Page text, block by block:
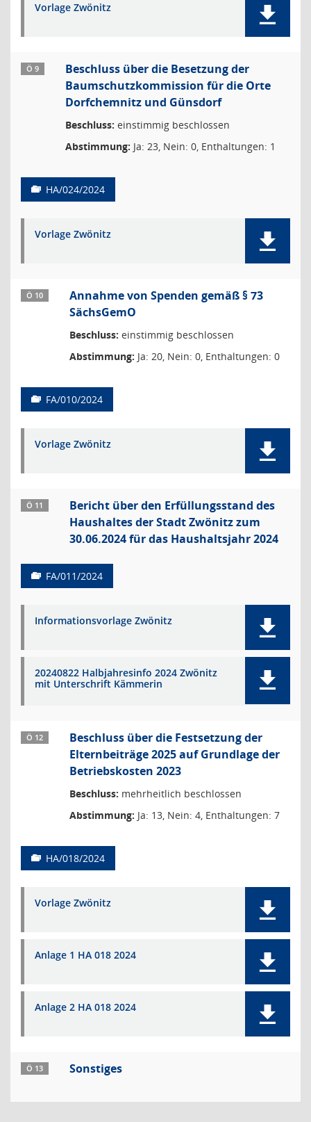
Vorlage Zwönitz
Ö 9
Beschluss über die Besetzung der
Baumschutzkommission für die Orte
Dorfchemnitz und Günsdorf
Beschluss: einstimmig beschlossen
Abstimmung: Ja: 23, Nein: 0, Enthaltungen: 1
HA/024/2024
Vorlage Zwönitz
Ö 10
Annahme von Spenden gemäß § 73
SächsGemO
Beschluss: einstimmig beschlossen
Abstimmung: Ja: 20, Nein: 0, Enthaltungen: 0
FA/010/2024
Vorlage Zwönitz
Ö 11
Bericht über den Erfüllungsstand des
Haushaltes der Stadt Zwönitz zum
30.06.2024 für das Haushaltsjahr 2024
FA/011/2024
Informationsvorlage Zwönitz
20240822 Halbjahresinfo 2024 Zwönitz
mit Unterschrift Kämmerin
Ö 12
Beschluss über die Festsetzung der
Elternbeiträge 2025 auf Grundlage der
Betriebskosten 2023
Beschluss: mehrheitlich beschlossen
Abstimmung: Ja: 13, Nein: 4, Enthaltungen: 7
HA/018/2024
Vorlage Zwönitz
Anlage 1 HA 018 2024
Anlage 2 HA 018 2024
Ö 13 Sonstiges